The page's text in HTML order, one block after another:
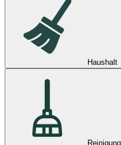
Haushalt